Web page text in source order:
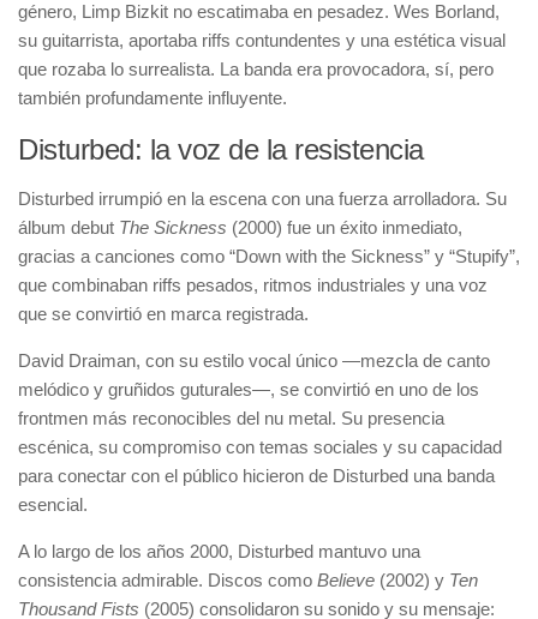
género, Limp Bizkit no escatimaba en pesadez. Wes Borland,
su guitarrista, aportaba riffs contundentes y una estética visual
que rozaba lo surrealista. La banda era provocadora, sí, pero
también profundamente influyente.
Disturbed: la voz de la resistencia
Disturbed irrumpió en la escena con una fuerza arrolladora. Su
álbum debut The Sickness (2000) fue un éxito inmediato,
gracias a canciones como “Down with the Sickness” y “Stupify”,
que combinaban riffs pesados, ritmos industriales y una voz
que se convirtió en marca registrada.
David Draiman, con su estilo vocal único —mezcla de canto
melódico y gruñidos guturales—, se convirtió en uno de los
frontmen más reconocibles del nu metal. Su presencia
escénica, su compromiso con temas sociales y su capacidad
para conectar con el público hicieron de Disturbed una banda
esencial.
A lo largo de los años 2000, Disturbed mantuvo una
consistencia admirable. Discos como Believe (2002) y Ten
Thousand Fists (2005) consolidaron su sonido y su mensaje: